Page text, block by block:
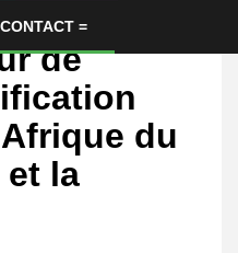
=
du
de
du
et la